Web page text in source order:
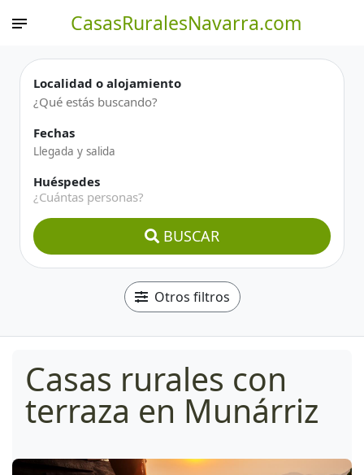
CasasRuralesNavarra.com
Localidad o alojamiento
Fechas
Huéspedes
¿Cuántas personas?
BUSCAR
Otros filtros
Casas rurales con
terraza en Munárriz